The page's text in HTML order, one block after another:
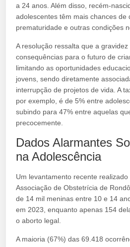
a 24 anos. Além disso, recém-
adolescentes têm mais chances de
prematuridade e outras condições
A resolução ressalta que a
consequências para o futuro de
limitando as oportunidades
jovens, sendo diretamente
interrupção de projetos de vida. A
por exemplo, é de 5% entre
subindo para 47% entre aquelas
precocemente.
Dados Alarmantes
na Adolescência
Um levantamento recente
Associação de Obstetrícia de
de 14 mil meninas entre 10 e 14
em 2023, enquanto apenas 154
o aborto legal.
A maioria (67%) das 69.418